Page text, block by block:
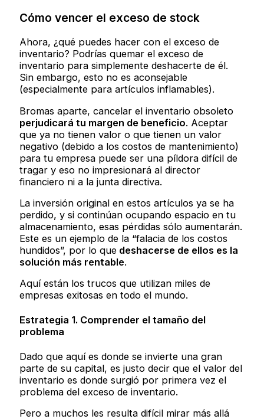
Cómo vencer el exceso de stock
Ahora, ¿qué puedes hacer con el exceso de
inventario? Podrías quemar el exceso de
inventario para simplemente deshacerte de él.
Sin embargo, esto no es aconsejable
(especialmente para artículos inflamables).
Bromas aparte, cancelar el inventario obsoleto
perjudicarátu margen de beneficio. Aceptar
que ya no tienen valor o que tienen un valor
negativo (debido a los costos de mantenimiento)
para tu empresa puede ser una píldora difícil de
tragar y eso no impresionará al director
financiero ni a la junta directiva.
La inversión original en estos artículos ya se ha
perdido, y si continúan ocupando espacio en tu
almacenamiento, esas pérdidas sólo aumentarán.
Este es un ejemplo de la “falacia de los costos
hundidos”, por lo que deshacerse de ellos es la
solución más rentable.
Aquí están los trucos que utilizan miles de
empresas exitosas en todo el mundo.
Estrategia 1. Comprender el tamaño del
problema
Dado que aquí es donde se invierte una gran
parte de su capital, es justo decir que el valor del
inventario es donde surgió por primera vez el
problema del exceso de inventario.
Pero a muchos les resulta difícil mirar más allá